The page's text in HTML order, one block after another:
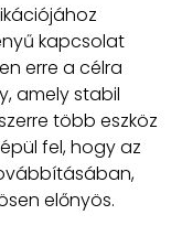
kapcsolat
erre a célra
amely stabil
több eszköz
fel, hogy az
előnyös.